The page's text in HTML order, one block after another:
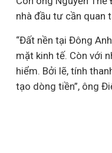
nhà đầu tư cần quan
“Đất nền tại Đông
mặt kinh tế. Còn với
hiểm. Bởi lẽ, tính
tạo dòng tiền”, ông